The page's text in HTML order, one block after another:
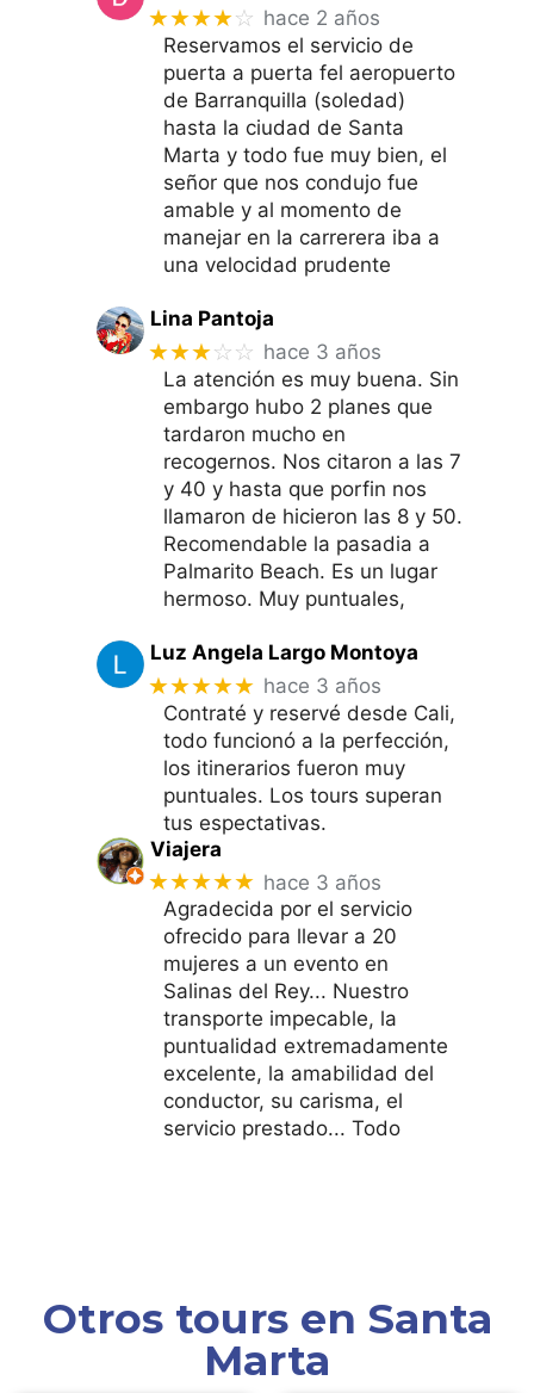
★★★★☆ hace 2 años
Reservamos el servicio de
puerta a puerta fel aeropuerto
de Barranquilla (soledad)
hasta la ciudad de Santa
Marta y todo fue muy bien, el
señor que nos condujo fue
amable y al momento de
manejar en la carrerera iba a
una velocidad prudente
Lina Pantoja
★★★☆☆ hace 3 años
La atención es muy buena. Sin
embargo hubo 2 planes que
tardaron mucho en
recogernos. Nos citaron a las 7
y 40 y hasta que porfin nos
llamaron de hicieron las 8 y 50.
Recomendable la pasadia a
Palmarito Beach. Es un lugar
hermoso. Muy puntuales,
Luz Angela Largo Montoya
★★★★★ hace 3 años
Contraté y reservé desde Cali,
todo funcionó a la perfección,
los itinerarios fueron muy
puntuales. Los tours superan
tus espectativas.
Viajera
★★★★★ hace 3 años
Agradecida por el servicio
ofrecido para llevar a 20
mujeres a un evento en
Salinas del Rey... Nuestro
transporte impecable, la
puntualidad extremadamente
excelente, la amabilidad del
conductor, su carisma, el
servicio prestado... Todo
Otros tours en Santa
Marta